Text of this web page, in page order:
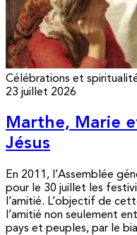
Célébrations et
23 juillet 2026
Marthe, Marie
Jésus
En 2011, l’Assemblée
pour le 30 juillet les
l’amitié. L’objectif de
l’amitié non seulement
pays et peuples, par le